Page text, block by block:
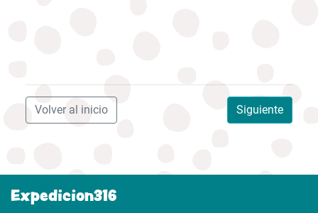
Siguiente
Volver al inicio
Expedicion316